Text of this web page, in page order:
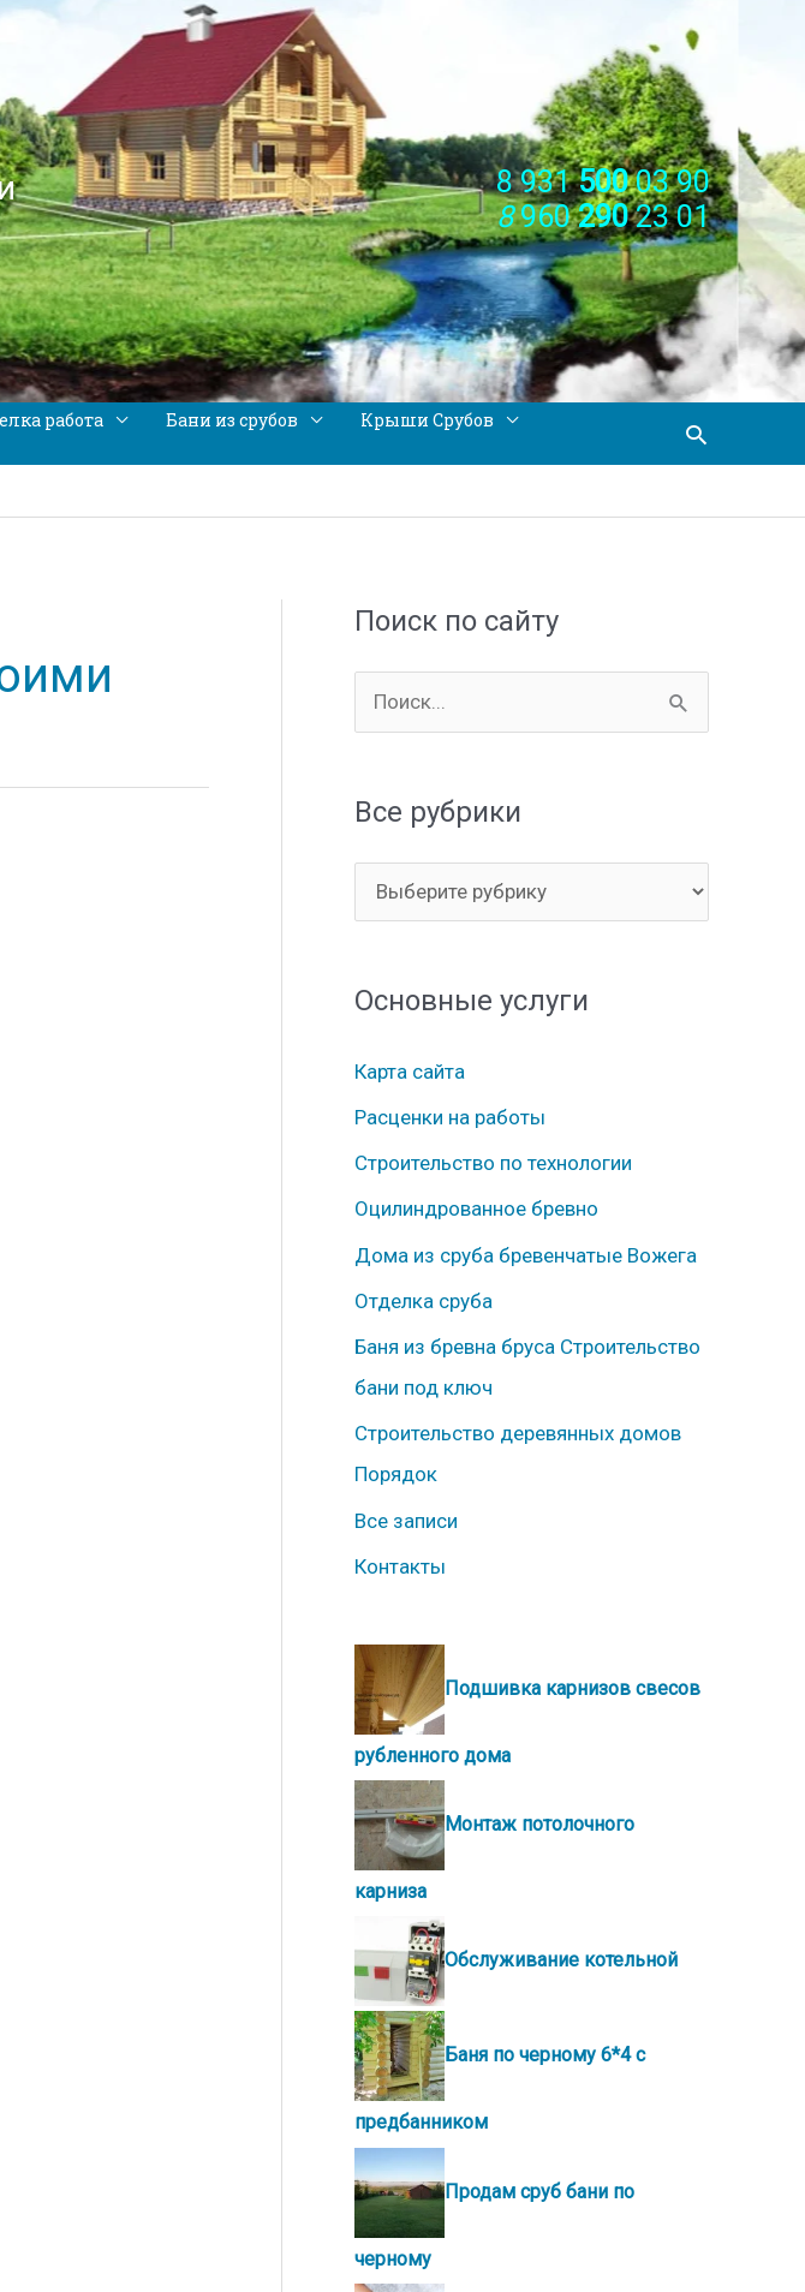
8 93150003 90
896029023 01
работа Бани из срубов
Крыши Срубов
Поиск
Поиск по сайту
о
с
Все рубрики
с
р
б
р
и
к
и
Основные услуги
Карта сайта
Расценки на работы
Строительство по технологии
Оцилиндрованное бревно
Дома из сруба бревенчатые Вожега
Отделка сруба
Баня из бревна бруса Строительство
бани под ключ
Строительство деревянных домов
Порядок
Все записи
Контакты
Подшивка карнизов свесов
рубленного дома
Монтаж потолочного
карниза
Обслуживание котельной
Баня по черному 6*4 с
предбанником
Продам сруб бани по
черному